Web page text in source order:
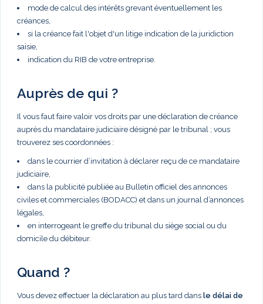
mode de calcul des intérêts grevant éventuellement les
créances,
si la créance fait l'objet d'un litige indication de la juridiction
saisie,
indication du RIB de votre entreprise.
Auprès de qui ?
Il vous faut faire valoir vos droits par une déclaration de créance
auprès du mandataire judiciaire désigné par le tribunal ; vous
trouverez ses coordonnées :
dans le courrier d’invitation à déclarer reçu de ce mandataire
judiciaire,
dans la publicité publiée au Bulletin officiel des annonces
civiles et commerciales (BODACC) et dans un journal d’annonces
légales,
en interrogeant le greffe du tribunal du siège social ou du
domicile du débiteur.
Quand ?
Vous devez effectuer la déclaration au plus tard dans le délai de